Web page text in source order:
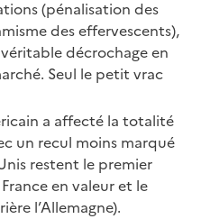
(pénalisation des
des effervescents),
décrochage en
Seul le petit vrac
a affecté la totalité
un recul moins marqué
restent le premier
en valeur et le
l’Allemagne).